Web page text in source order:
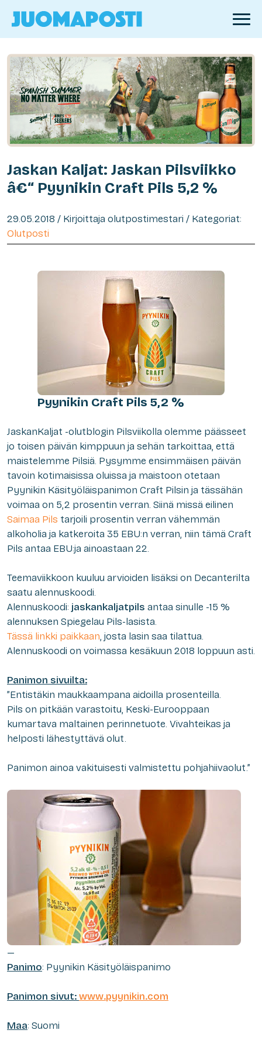
Jaskan Kaljat: Jaskan Pilsviikko
â€“ Pyynikin Craft Pils 5,2 %
29.05.2018 / Kirjoittaja olutpostimestari / Kategoriat:
Olutposti
Pyynikin Craft Pils 5,2 %
JaskanKaljat -olutblogin Pilsviikolla olemme päässeet
jo toisen päivän kimppuun ja sehän tarkoittaa, että
maistelemme Pilsiä. Pysymme ensimmäisen päivän
tavoin kotimaisissa oluissa ja maistoon otetaan
Pyynikin Käsityöläispanimon Craft Pilsin ja tässähän
voimaa on 5,2 prosentin verran. Siinä missä eilinen
Saimaa Pils tarjoili prosentin verran vähemmän
alkoholia ja katkeroita 35 EBU:n verran, niin tämä Craft
Pils antaa EBU:ja ainoastaan 22.
Teemaviikkoon kuuluu arvioiden lisäksi on Decanterilta
saatu alennuskoodi.
Alennuskoodi: jaskankaljatpils antaa sinulle -15 %
alennuksen Spiegelau Pils-lasista.
Tässä linkki paikkaan, josta lasin saa tilattua.
Alennuskoodi on voimassa kesäkuun 2018 loppuun asti.
Panimon sivuilta:
”Entistäkin maukkaampana aidoilla prosenteilla.
Pils on pitkään varastoitu, Keski-Eurooppaan
kumartava maltainen perinnetuote. Vivahteikas ja
helposti lähestyttävä olut.
Panimon ainoa vakituisesti valmistettu pohjahiivaolut.”
—
Panimo: Pyynikin Käsityöläispanimo
Panimon sivut:www.pyynikin.com
Maa: Suomi